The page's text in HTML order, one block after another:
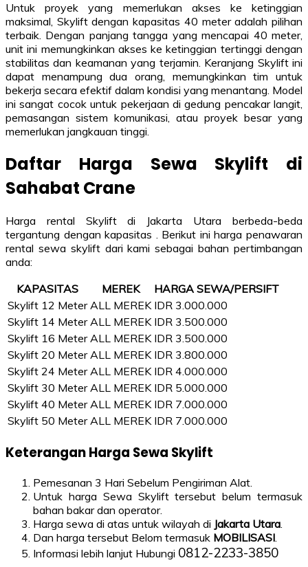
Untuk proyek yang memerlukan akses ke ketinggian
maksimal, Skylift dengan kapasitas 40 meter adalah pilihan
terbaik. Dengan panjang tangga yang mencapai 40 meter,
unit ini memungkinkan akses ke ketinggian tertinggi dengan
stabilitas dan keamanan yang terjamin. Keranjang Skylift ini
dapat menampung dua orang, memungkinkan tim untuk
bekerja secara efektif dalam kondisi yang menantang. Model
ini sangat cocok untuk pekerjaan di gedung pencakar langit,
pemasangan sistem komunikasi, atau proyek besar yang
memerlukan jangkauan tinggi.
Daftar Harga Sewa Skylift di
Sahabat Crane
Harga rental Skylift di Jakarta Utara berbeda-beda
tergantung dengan kapasitas . Berikut ini harga penawaran
rental sewa skylift dari kami sebagai bahan pertimbangan
anda:
KAPASITAS
MEREK
HARGA SEWA/PERSIFT
Skylift 12 Meter ALL MEREK IDR 3.000.000
Skylift 14 Meter ALL MEREK IDR 3.500.000
Skylift 16 Meter ALL MEREK IDR 3.500.000
Skylift 20 Meter ALL MEREK IDR 3.800.000
Skylift 24 Meter ALL MEREK IDR 4.000.000
Skylift 30 Meter ALL MEREK IDR 5.000.000
Skylift 40 Meter ALL MEREK IDR 7.000.000
Skylift 50 Meter ALL MEREK IDR 7.000.000
Keterangan Harga Sewa Skylift
Pemesanan 3 Hari Sebelum Pengiriman Alat.
Untuk harga Sewa Skylift tersebut belum termasuk
bahan bakar dan operator.
Harga sewa di atas untuk wilayah di Jakarta Utara
Dan harga tersebut Belom termasuk MOBILISASI
Informasi lebih lanjut Hubungi 0812-2233-3850